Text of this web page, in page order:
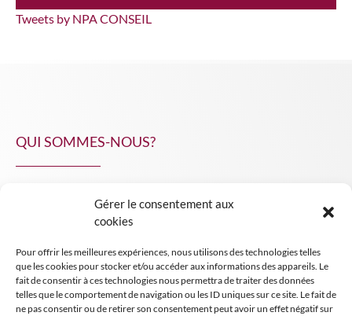
Gérer le consentement aux
cookies
Pour offrir les meilleures expériences, nous utilisons des technologies telles
que les cookies pour stocker et/ou accéder aux informations des appareils. Le
fait de consentir à ces technologies nous permettra de traiter des données
telles que le comportement de navigation ou les ID uniques sur ce site. Le fait de
ne pas consentir ou de retirer son consentement peut avoir un effet négatif sur
Tweets by NPA CONSEIL
QUI SOMMES-NOUS?
INSIGHT NPA